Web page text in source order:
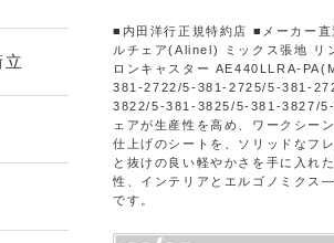
■内田洋行正規特約店 ■メーカー
ルチェア(Alinel) ミックス張地 リ
ロンキャスター AE440LLRA-
381-2722/5-381-2725/5-381-
3822/5-381-3825/5-381-3827/5-
ェアが生産性を高め、ワークシー
仕上げのシートを、ソリッドなフ
と抜けの良い軽やかさを手に入れ
性、インテリアとエルゴノミク
です。